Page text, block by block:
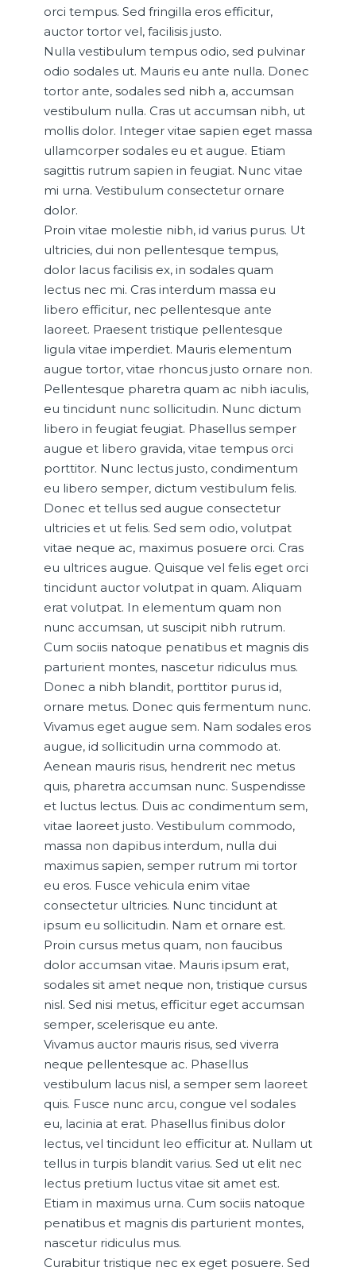
orci tempus. Sed fringilla eros efficitur,
auctor tortor vel, facilisis justo.
Nulla vestibulum tempus odio, sed pulvinar
odio sodales ut. Mauris eu ante nulla. Donec
tortor ante, sodales sed nibh a, accumsan
vestibulum nulla. Cras ut accumsan nibh, ut
mollis dolor. Integer vitae sapien eget massa
ullamcorper sodales eu et augue. Etiam
sagittis rutrum sapien in feugiat. Nunc vitae
mi urna. Vestibulum consectetur ornare
dolor.
Proin vitae molestie nibh, id varius purus. Ut
ultricies, dui non pellentesque tempus,
dolor lacus facilisis ex, in sodales quam
lectus nec mi. Cras interdum massa eu
libero efficitur, nec pellentesque ante
laoreet. Praesent tristique pellentesque
ligula vitae imperdiet. Mauris elementum
augue tortor, vitae rhoncus justo ornare non.
Pellentesque pharetra quam ac nibh iaculis,
eu tincidunt nunc sollicitudin. Nunc dictum
libero in feugiat feugiat. Phasellus semper
augue et libero gravida, vitae tempus orci
porttitor. Nunc lectus justo, condimentum
eu libero semper, dictum vestibulum felis.
Donec et tellus sed augue consectetur
ultricies et ut felis. Sed sem odio, volutpat
vitae neque ac, maximus posuere orci. Cras
eu ultrices augue. Quisque vel felis eget orci
tincidunt auctor volutpat in quam. Aliquam
erat volutpat. In elementum quam non
nunc accumsan, ut suscipit nibh rutrum.
Cum sociis natoque penatibus et magnis dis
parturient montes, nascetur ridiculus mus.
Donec a nibh blandit, porttitor purus id,
ornare metus. Donec quis fermentum nunc.
Vivamus eget augue sem. Nam sodales eros
augue, id sollicitudin urna commodo at.
Aenean mauris risus, hendrerit nec metus
quis, pharetra accumsan nunc. Suspendisse
et luctus lectus. Duis ac condimentum sem,
vitae laoreet justo. Vestibulum commodo,
massa non dapibus interdum, nulla dui
maximus sapien, semper rutrum mi tortor
eu eros. Fusce vehicula enim vitae
consectetur ultricies. Nunc tincidunt at
ipsum eu sollicitudin. Nam et ornare est.
Proin cursus metus quam, non faucibus
dolor accumsan vitae. Mauris ipsum erat,
sodales sit amet neque non, tristique cursus
nisl. Sed nisi metus, efficitur eget accumsan
semper, scelerisque eu ante.
Vivamus auctor mauris risus, sed viverra
neque pellentesque ac. Phasellus
vestibulum lacus nisl, a semper sem laoreet
quis. Fusce nunc arcu, congue vel sodales
eu, lacinia at erat. Phasellus finibus dolor
lectus, vel tincidunt leo efficitur at. Nullam ut
tellus in turpis blandit varius. Sed ut elit nec
lectus pretium luctus vitae sit amet est.
Etiam in maximus urna. Cum sociis natoque
penatibus et magnis dis parturient montes,
nascetur ridiculus mus.
Curabitur tristique nec ex eget posuere. Sed